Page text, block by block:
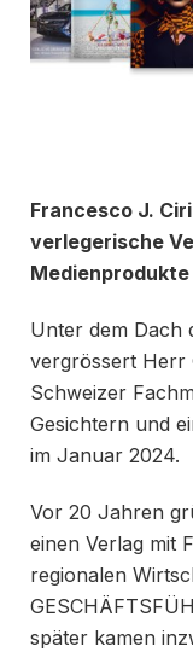
Francesco J.
verlegerische
Medienprodukte
Unter dem Dach
vergrössert Herr
Schweizer
Gesichtern und
im Januar 2024.
Vor 20 Jahren
einen Verlag mit
regionalen
später kamen